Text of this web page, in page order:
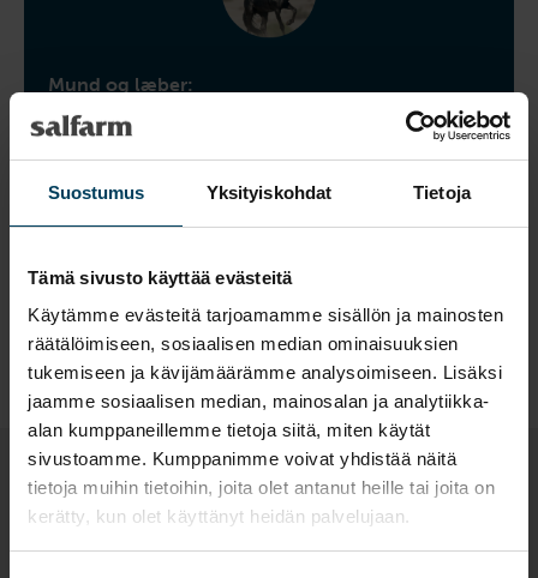
Suostumus Yksityiskohdat Tietoja
Tämä sivusto käyttää evästeitä
Käytämme evästeitä tarjoamamme sisällön ja mainosten
räätälöimiseen, sosiaalisen median ominaisuuksien
tukemiseen ja kävijämäärämme analysoimiseen. Lisäksi
jaamme sosiaalisen median, mainosalan ja analytiikka-
alan kumppaneillemme tietoja siitä, miten käytät
sivustoamme. Kumppanimme voivat yhdistää näitä
tietoja muihin tietoihin, joita olet antanut heille tai joita on
kerätty, kun olet käyttänyt heidän palvelujaan.
Mund og læber:
Når en hest oplever smerte, vil der ofte være en
øget spænding i læberne og omkring hagen,
hvilket resulterer i en mere kantet og spændt
Zygomaticus og m. Caninus, der bliver mere
markerede.